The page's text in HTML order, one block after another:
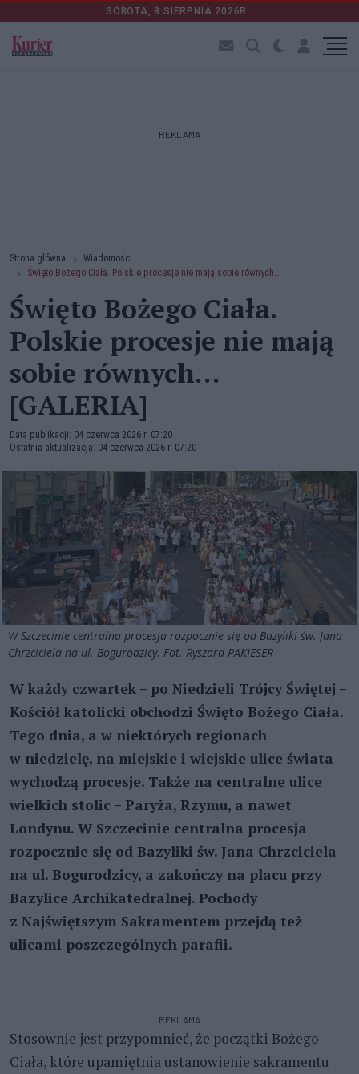
SOBOTA, 8 SIERPNIA 2026R.
REKLAMA
Strona główna
Wiadomości
Święto Bożego Ciała. Polskie procesje nie mają sobie równych…
Święto Bożego Ciała.
Polskie procesje nie mają
sobie równych…
[GALERIA]
Data publikacji: 04 czerwca 2026 r. 07:20
Ostatnia aktualizacja: 04 czerwca 2026 r. 07:20
W Szczecinie centralna procesja rozpocznie się od Bazyliki św. Jana
Chrzciciela na ul. Bogurodzicy. Fot. Ryszard PAKIESER
W każdy czwartek – po Niedzieli Trójcy Świętej –
Kościół katolicki obchodzi Święto Bożego Ciała.
Tego dnia, a w niektórych regionach
w niedzielę, na miejskie i wiejskie ulice świata
wychodzą procesje. Także na centralne ulice
wielkich stolic – Paryża, Rzymu, a nawet
Londynu. W Szczecinie centralna procesja
rozpocznie się od Bazyliki św. Jana Chrzciciela
na ul. Bogurodzicy, a zakończy na placu przy
Bazylice Archikatedralnej. Pochody
z Najświętszym Sakramentem przejdą też
ulicami poszczególnych parafii.
REKLAMA
Stosownie jest przypomnieć, że początki Bożego
Ciała, które upamiętnia ustanowienie sakramentu